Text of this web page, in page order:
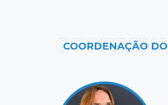
COORDENAÇÃO